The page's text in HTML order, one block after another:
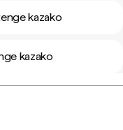
kazako
kazako